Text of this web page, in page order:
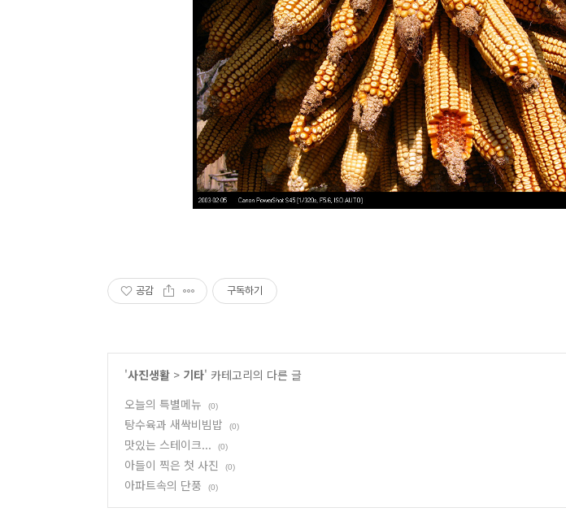
공감 구독하기
'사진생활 > 기타' 카테고리의 다른 글
오늘의 특별메뉴
(0)
탕수육과 새싹비빔밥 (0)
맛있는 스테이크... (0)
아들이 찍은 첫 사진 (0)
아파트속의 단풍 (0)